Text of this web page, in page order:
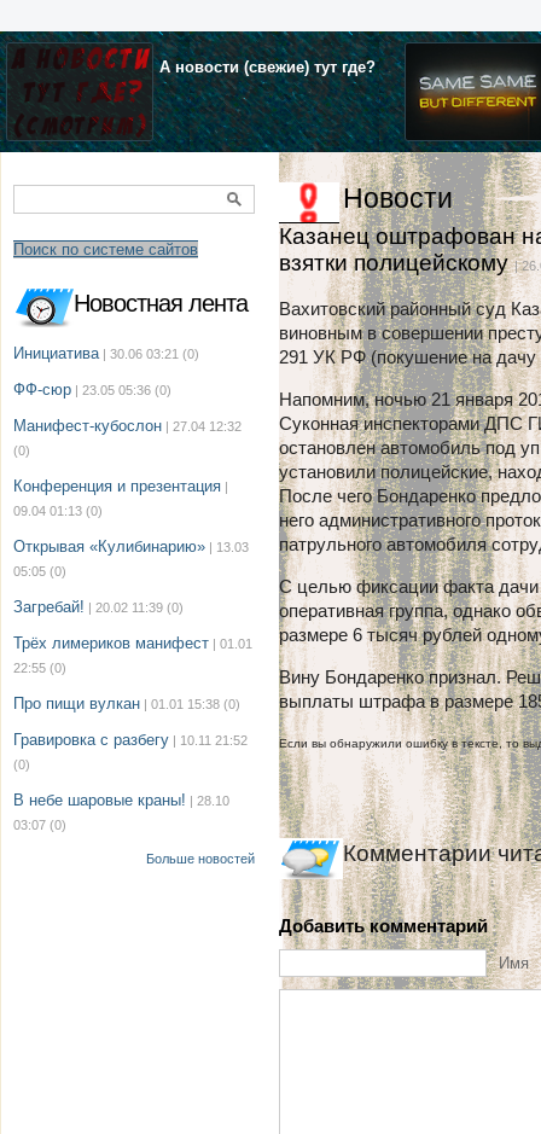
А новости (свежие) тут где?
Поиск по системе сайтов
Новостная лента
Инициатива | 30.06 03:21 (0)
ФФ-сюр | 23.05 05:36 (0)
Манифест-кубослон | 27.04 12:32
(0)
Конференция и презентация |
09.04 01:13 (0)
Открывая «Кулибинарию» | 13.03
05:05 (0)
Загребай! | 20.02 11:39 (0)
Трёх лимериков манифест | 01.01
22:55 (0)
Про пищи вулкан | 01.01 15:38 (0)
Гравировка с разбегу | 10.11 21:52
(0)
В небе шаровые краны! | 28.10
03:07 (0)
Больше новостей
Новости
Казанец оштрафован
взятки полицейскому|
Вахитовский районный суд
виновным в совершении
291 УК РФ (покушение на
Напомним, ночью 21 января
Суконная инспекторами ДПС
остановлен автомобиль под
установили полицейские,
После чего Бондаренко
него административного
патрульного автомобиля
С целью фиксации факта дачи
оперативная группа, однако
размере 6 тысяч рублей
Вину Бондаренко признал.
выплаты штрафа в размере
Если вы обнаружили ошибку в тексте, то
Комментарии
Добавить комментарий
Имя